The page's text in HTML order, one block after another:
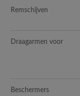
Remschijven
Draagarmen voor
Beschermers